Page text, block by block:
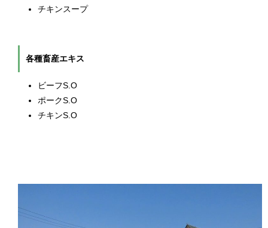
チキンスープ
各種畜産エキス
ビーフS.O
ポークS.O
チキンS.O